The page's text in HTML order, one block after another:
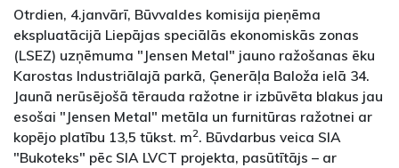
Otrdien, 4.janvārī, Būvvaldes komisija pieņēma
ekspluatācijā Liepājas speciālās ekonomiskās zonas
(LSEZ) uzņēmuma "Jensen Metal" jauno ražošanas ēku
Karostas Industriālajā parkā, Ģenerāļa Baloža ielā 34.
Jaunā nerūsējošā tērauda ražotne ir izbūvēta blakus jau
esošai "Jensen Metal" metāla un furnitūras ražotnei ar
kopējo platību 13,5 tūkst. m2. Būvdarbus veica SIA
"Bukoteks" pēc SIA LVCT projekta, pasūtītājs – ar